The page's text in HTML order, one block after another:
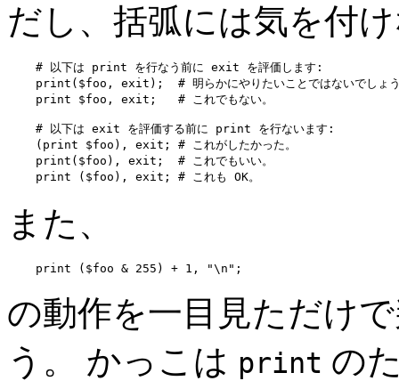
だし、括弧には気を付
    # 以下は print を行なう前に exit を評価します:
print($foo, exit);  # 明らかにやりたいことではないでしょ
    print $foo, exit;   # これでもない。
    # 以下は exit を評価する前に print を行ないます:
    (print $foo), exit; # これがしたかった。
    print($foo), exit;  # これでもいい。
    print ($foo), exit; # これも OK。
また、
    print ($foo & 255) + 1, "\n";
の動作を一目見ただけ
う。 かっこは print の